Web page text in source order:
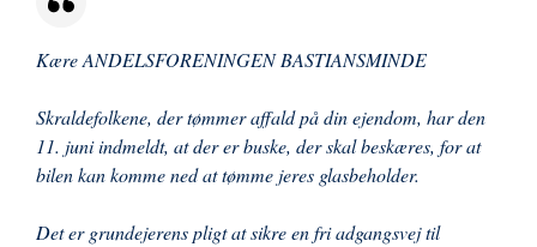
Kære ANDELSFORENINGEN BASTIANSMINDE
Skraldefolkene, der tømmer affald på din ejendom, har den
11. juni indmeldt, at der er buske, der skal beskæres, for at
bilen kan komme ned at tømme jeres glasbeholder.
Det er grundejerens pligt at sikre en fri adgangsvej til